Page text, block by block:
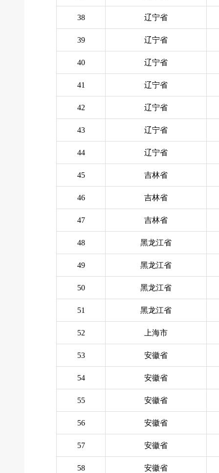
38 辽宁省
39 辽宁省
40 辽宁省
41 辽宁省
42 辽宁省
43 辽宁省
44 辽宁省
45 吉林省
46 吉林省
47 吉林省
48 黑龙江省
49 黑龙江省
50 黑龙江省
51 黑龙江省
52 上海市
53 安徽省
54 安徽省
55 安徽省
56 安徽省
57 安徽省
58 安徽省